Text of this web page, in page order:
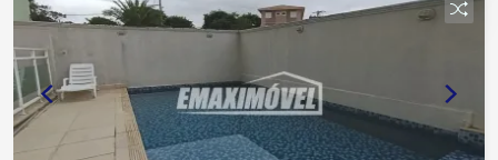
cidade A proximidade com a Avenida Três de
Março, a apenas 500 metros, facilita o
deslocamento para bairros da região e oferece
acesso rápido a comércios e serviços do dia a
de jogos Espaço gourmet Portaria 24 horas